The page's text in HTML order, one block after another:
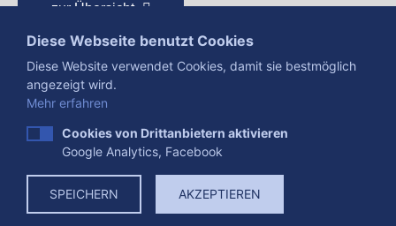
zur Übersicht
Presse Impressum
Datenschutzerklärung
Datenverarbeitung
Cookies
Diese Webseite benutzt Cookies
Diese Website verwendet Cookies, damit sie bestmöglich
angezeigt wird.
Mehr erfahren
Cookies von Drittanbietern aktivieren
Google Analytics, Facebook
SPEICHERN AKZEPTIEREN